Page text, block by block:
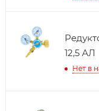
12,5 АЛ
Нет в